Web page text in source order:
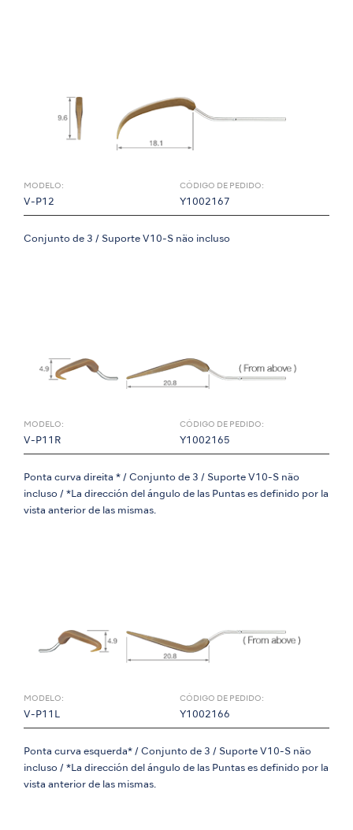
MODELO:
V-P12
CÓDIGO DE PEDIDO:
Y1002167
Conjunto de 3 / Suporte V10-S não incluso
MODELO:
V-P11R
CÓDIGO DE PEDIDO:
Y1002165
Ponta curva direita * / Conjunto de 3 / Suporte V10-S não
incluso / *La dirección del ángulo de las Puntas es definido por la
vista anterior de las mismas.
MODELO:
V-P11L
CÓDIGO DE PEDIDO:
Y1002166
Ponta curva esquerda* / Conjunto de 3 / Suporte V10-S não
incluso / *La dirección del ángulo de las Puntas es definido por la
vista anterior de las mismas.